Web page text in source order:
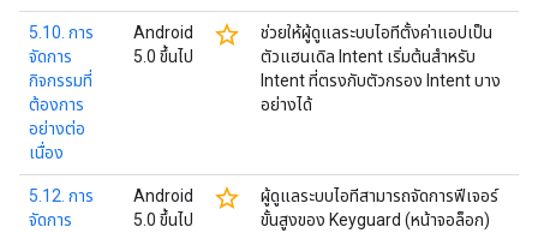
5.10. การ
จัดการ
กิจกรรมที่
ต้องการ
อย่างต่อ
เนื่อง
Android
5.0 ขึ้นไป
star_border
ช่วยให้ผู้ดูแลระบบไอทีตั้งค่าแอปเป็น
ตัวแฮนเดิล Intent เริ่มต้นสำหรับ
Intent ที่ตรงกับตัวกรอง Intent บาง
อย่างได้
5.12. การ
จัดการ
Android
5.0 ขึ้นไป
star_border
ผู้ดูแลระบบไอทีสามารถจัดการฟีเจอร์
ขั้นสูงของ Keyguard (หน้าจอล็อก)